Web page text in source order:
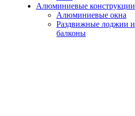
Алюминиевые конструкции
Алюминиевые окна
Раздвижные лоджии и
балконы